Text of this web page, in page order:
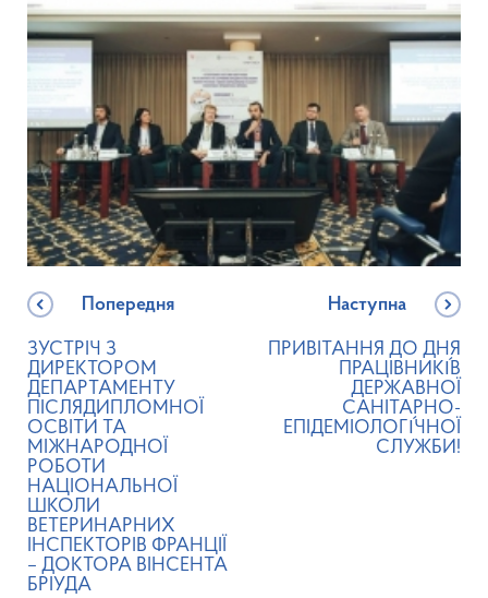
Попередня
ЗУСТРІЧ З
ДИРЕКТОРОМ
ДЕПАРТАМЕНТУ
ПІСЛЯДИПЛОМНОЇ
ОСВІТИ ТА
МІЖНАРОДНОЇ
РОБОТИ
НАЦІОНАЛЬНОЇ
ШКОЛИ
ВЕТЕРИНАРНИХ
ІНСПЕКТОРІВ ФРАНЦІЇ
– ДОКТОРА ВІНСЕНТА
БРІУДА
Наступна
ПРИВІТАННЯ ДО ДНЯ
ПРАЦІВНИКІ́В
ДЕРЖАВНОЇ
САНІТАРНО-
ЕПІДЕМІОЛОГІ́ЧНОЇ
СЛУЖБИ!